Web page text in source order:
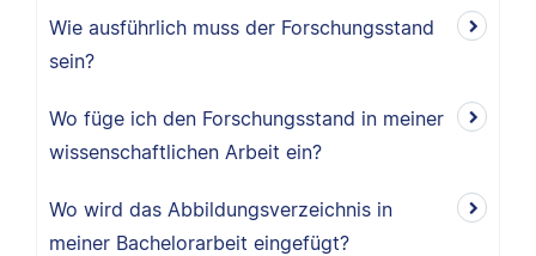
Wie ausführlich muss der Forschungsstand
sein?
Wo füge ich den Forschungsstand in meiner
wissenschaftlichen Arbeit ein?
Wo wird das Abbildungsverzeichnis in
meiner Bachelorarbeit eingefügt?